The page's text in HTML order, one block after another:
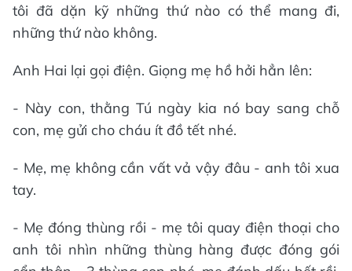
tôi đã dặn kỹ những thứ nào có thể mang đi,
những thứ nào không.
Anh Hai lại gọi điện. Giọng mẹ hồ hởi hẳn lên:
- Này con, thằng Tú ngày kia nó bay sang chỗ
con, mẹ gửi cho cháu ít đồ tết nhé.
- Mẹ, mẹ không cần vất vả vậy đâu - anh tôi xua
tay.
- Mẹ đóng thùng rồi - mẹ tôi quay điện thoại cho
anh tôi nhìn những thùng hàng được đóng gói